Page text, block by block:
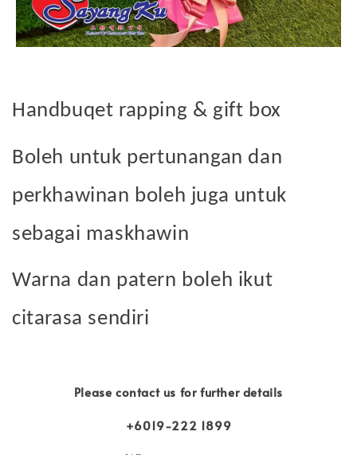
Handbuqet rapping & gift box
Boleh untuk pertunangan dan
perkhawinan boleh juga untuk
sebagai maskhawin
Warna dan patern boleh ikut
citarasa sendiri
Please contact us for further details
+6019-222 1899